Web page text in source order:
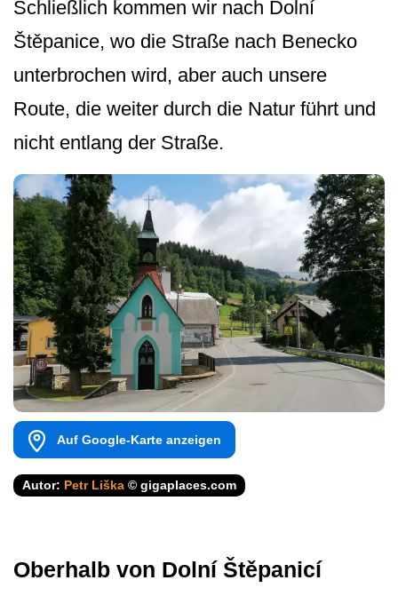
Schließlich kommen wir nach Dolní
Štěpanice, wo die Straße nach Benecko
unterbrochen wird, aber auch unsere
Route, die weiter durch die Natur führt und
nicht entlang der Straße.
Auf Google-Karte anzeigen
Autor: Petr Liška © gigaplaces.com
Oberhalb von Dolní Štěpanicí